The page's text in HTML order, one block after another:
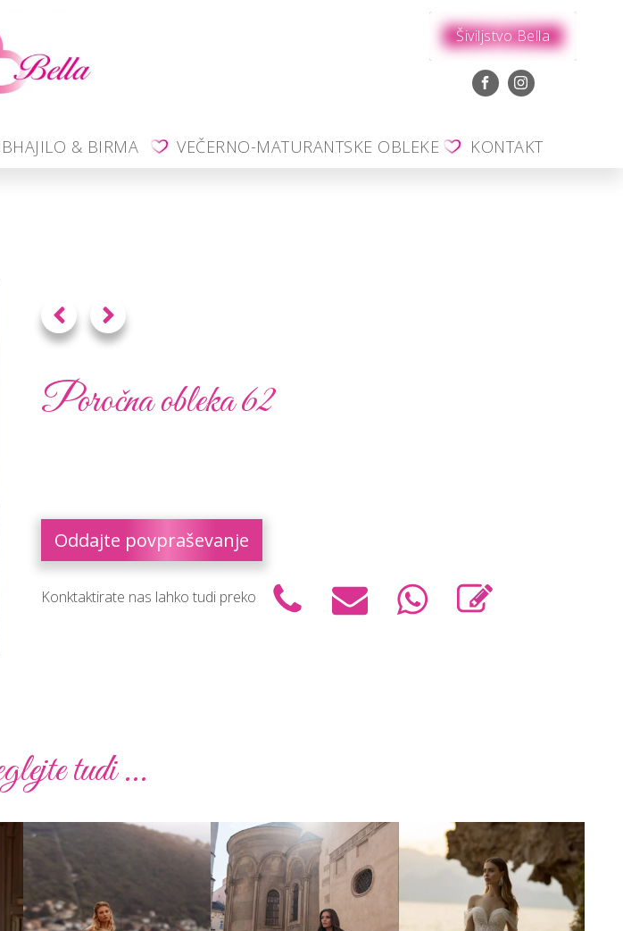
Šiviljstvo Bella
& BIRMA VEČERNO-MATURANTSKE OBLEKE KONTAKT
Poročna obleka 62
Oddajte povpraševanje
Konktaktirate nas lahko tudi preko
tudi ...